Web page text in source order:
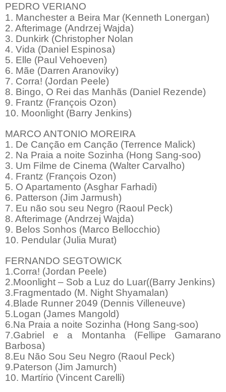
PEDRO VERIANO
1. Manchester a Beira Mar (Kenneth Lonergan)
2. Afterimage (Andrzej Wajda)
3. Dunkirk (Christopher Nolan
4. Vida (Daniel Espinosa)
5. Elle (Paul Vehoeven)
6. Mãe (Darren Aranoviky)
7. Corra! (Jordan Peele)
8. Bingo, O Rei das Manhãs (Daniel Rezende)
9. Frantz (François Ozon)
10. Moonlight (Barry Jenkins)
MARCO ANTONIO MOREIRA
1. De Canção em Canção (Terrence Malick)
2. Na Praia a noite Sozinha (Hong Sang-soo)
3. Um Filme de Cinema (Walter Carvalho)
4. Frantz (François Ozon)
5. O Apartamento (Asghar Farhadi)
6. Patterson (Jim Jarmush)
7. Eu não sou seu Negro (Raoul Peck)
8. Afterimage (Andrzej Wajda)
9. Belos Sonhos (Marco Bellocchio)
10. Pendular (Julia Murat)
FERNANDO SEGTOWICK
1.Corra! (Jordan Peele)
2.Moonlight – Sob a Luz do Luar((Barry Jenkins)
3.Fragmentado (M. Night Shyamalan)
4.Blade Runner 2049 (Dennis Villeneuve)
5.Logan (James Mangold)
6.Na Praia a noite Sozinha (Hong Sang-soo)
7.Gabriel e a Montanha (Fellipe Gamarano
Barbosa)
8.Eu Não Sou Seu Negro (Raoul Peck)
9.Paterson (Jim Jamurch)
10. Martírio (Vincent Carelli)